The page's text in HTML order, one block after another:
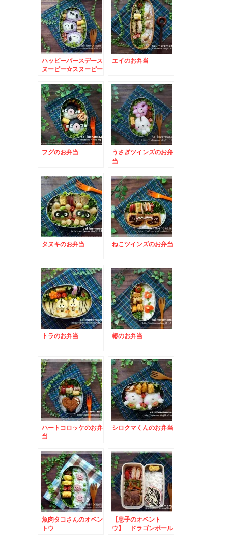
ハッピーバースデース
ヌーピー☆スヌーピー
エイのお弁当
フグのお弁当
うさぎツインズのお弁
当
タヌキのお弁当 ねこツインズのお弁当
トラのお弁当 椿のお弁当
ハートコロッケのお弁
当
シロクマくんのお弁当
魚肉タコさんのオベン
トウ
【息子のオベント
ウ】 ドラゴンボール